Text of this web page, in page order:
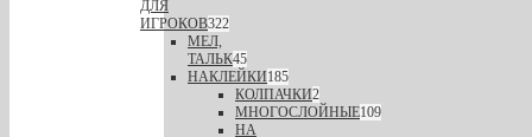
ДЛЯ
ИГРОКОВ322
МЕЛ,
ТАЛЬК45
НАКЛЕЙКИ185
КОЛПАЧКИ2
МНОГОСЛОЙНЫЕ109
НА